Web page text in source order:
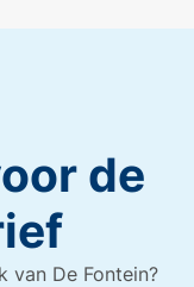
de
van De Fontein?